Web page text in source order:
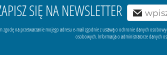
SIĘ NA NEWSLETTER
zgodę na przetwarzanie mojego adresu e-mail zgodnie z ustawą o ochronie danych
osobowych. Informacja o administratorze danych